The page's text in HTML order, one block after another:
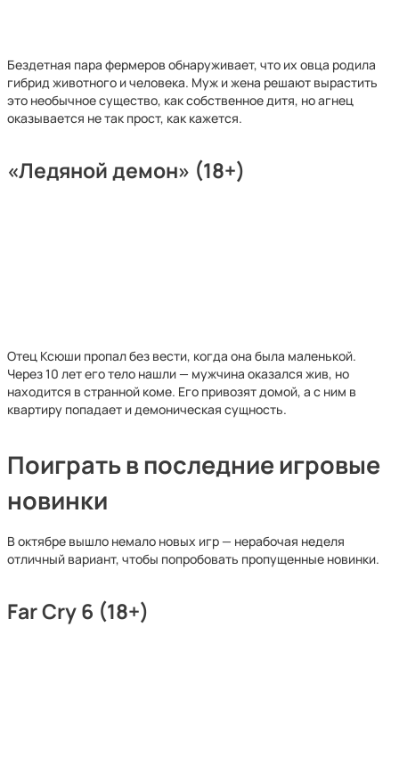
Бездетная пара фермеров обнаруживает, что их овца родила
гибрид животного и человека. Муж и жена решают вырастить
это необычное существо, как собственное дитя, но агнец
оказывается не так прост, как кажется.
«Ледяной демон» (18+)
Отец Ксюши пропал без вести, когда она была маленькой.
Через 10 лет его тело нашли — мужчина оказался жив, но
находится в странной коме. Его привозят домой, а с ним в
квартиру попадает и демоническая сущность.
Поиграть в последние игровые
новинки
В октябре вышло немало новых игр — нерабочая неделя
отличный вариант, чтобы попробовать пропущенные новинки.
Far Cry 6 (18+)